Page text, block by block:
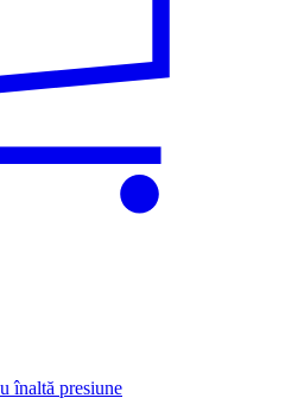
înaltă presiune